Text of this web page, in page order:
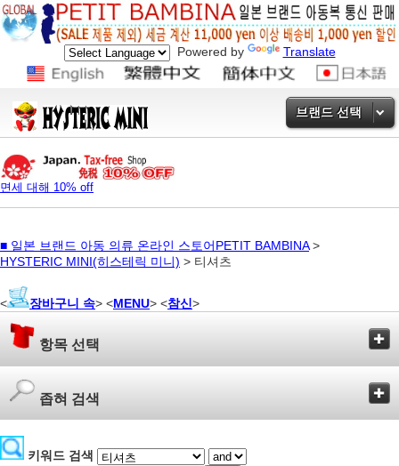
Powered by Translate
브랜드 선택
면세 대해 10% off
■ 일본 브랜드 아동 의류 온라인 스토어PETIT BAMBINA>
HYSTERIC MINI(히스테릭 미니) > 티셔츠
< 장바구니 속> <MENU> <참신>
항목 선택
좁혀 검색
키워드 검색